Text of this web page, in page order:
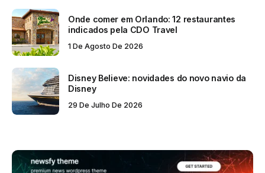
Onde comer em Orlando: 12 restaurantes
indicados pela CDO Travel
1 De Agosto De 2026
Disney Believe: novidades do novo navio da
Disney
29 De Julho De 2026